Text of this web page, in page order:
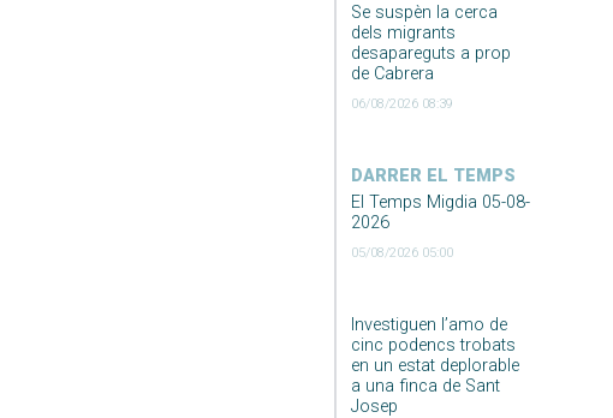
Se suspèn la cerca
dels migrants
desapareguts a prop
de Cabrera
06/08/2026 08:39
DARRER EL TEMPS
El Temps Migdia 05-08-
2026
05/08/2026 05:00
Investiguen l’amo de
cinc podencs trobats
en un estat deplorable
a una finca de Sant
Josep